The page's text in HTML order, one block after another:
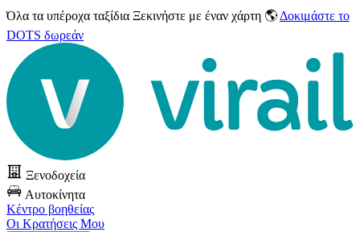
Όλα τα υπέροχα ταξίδια Ξεκινήστε με έναν χάρτη 🌎 Δοκιμάστε το
DOTS δωρεάν
Ξενοδοχεία
Αυτοκίνητα
Κέντρο βοηθείας
Οι Κρατήσεις Μου